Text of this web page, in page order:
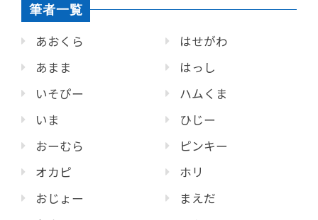
筆者一覧
あおくら
あまま
いそぴー
いま
おーむら
オカピ
おじょー
はせがわ
はっし
ハムくま
ひじー
ピンキー
ホリ
まえだ